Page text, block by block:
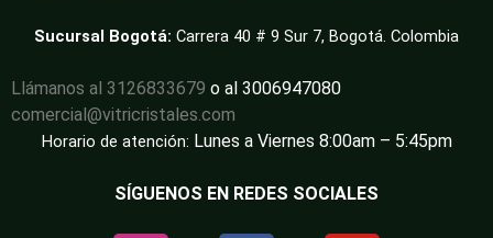
Sucursal Bogotá: Carrera 40 # 9 Sur 7, Bogotá. Colombia
Llámanos al 3126833679 o al 3006947080
comercial@vitricristales.com
Horario de atención: Lunes a Viernes 8:00am – 5:45pm
SÍGUENOS EN REDES SOCIALES